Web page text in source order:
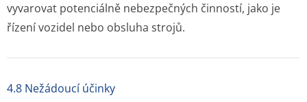
vyvarovat potenciálně nebezpečných činností, jako je
řízení vozidel nebo obsluha strojů.
4.8 Nežádoucí účinky